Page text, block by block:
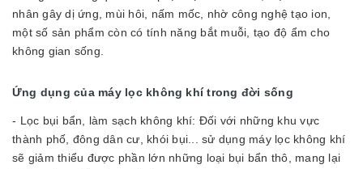
nhân gây dị ứng, mùi hôi, nấm mốc, nhờ công nghệ tạo ion,
một số sản phẩm còn có tính năng bắt muỗi, tạo độ ẩm cho
không gian sống.
Ứng dụng của máy lọc không khí trong đời sống
- Lọc bụi bẩn, làm sạch không khí: Đối với những khu vực
thành phố, đông dân cư, khói bụi... sử dụng máy lọc không khí
sẽ giảm thiểu được phần lớn những loại bụi bẩn thô, mang lại